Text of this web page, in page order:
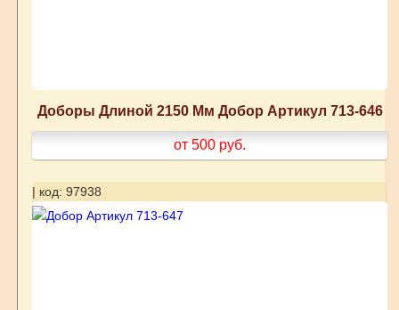
Доборы Длиной 2150 Мм Добор Артикул 713-646
от 500 руб.
| код: 97938